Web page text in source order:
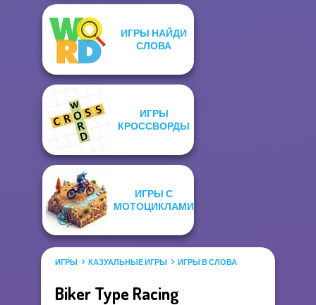
ИГРЫ НАЙДИ
СЛОВА
ИГРЫ
КРОССВОРДЫ
ИГРЫ С
МОТОЦИКЛАМИ
ИГРЫ КАЗУАЛЬНЫЕ ИГРЫ ИГРЫ В СЛОВА
Biker Type Racing